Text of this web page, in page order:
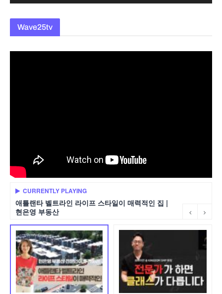
Wave25tv
CURRENTLY PLAYING
애틀랜타 벨트라인 라이프 스타일이 매력적인 집 |
현은영 부동산